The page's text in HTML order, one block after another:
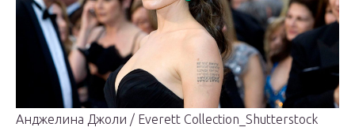
Анджелина Джоли / Everett Collection_Shutterstock